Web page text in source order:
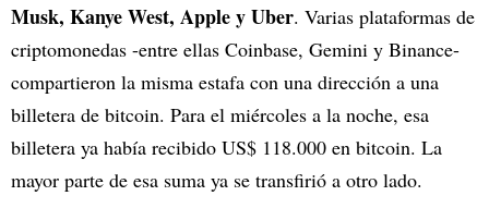
Musk, Kanye West, Apple y Uber. Varias plataformas de
criptomonedas -entre ellas Coinbase, Gemini y Binance-
compartieron la misma estafa con una dirección a una
billetera de bitcoin. Para el miércoles a la noche, esa
billetera ya había recibido US$ 118.000 en bitcoin. La
mayor parte de esa suma ya se transfirió a otro lado.